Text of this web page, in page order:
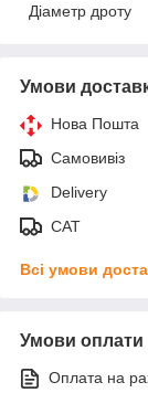
Діаметр дроту
Умови
Нова Пошта
Самовивіз
Delivery
САТ
Всі умови
Умови оплати
Оплата на